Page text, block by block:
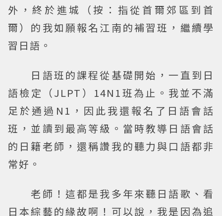
外，終於進城（按：指從首爾郊區到首
爾）的我如願報名江南的補習班，繼續學
習日語。
日語班的課程從基礎開始，一直到日
語檢定（JLPT）14N1班為止。我並不滿
足於通過N1，因此我還報名了日語會話
班，並讀到最高等級。當時教導日語會話
的日籍老師，還稱讚我的聽力與口語都非
常好。
老師！這都是我多年來聽日語歌、看
日本綜藝的緣故啊！可以說，我是因為追